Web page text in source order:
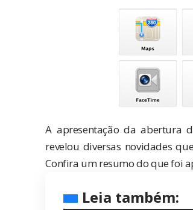
A apresentação da abertura
revelou diversas novidades
Confira um resumo do que foi
Leia também: